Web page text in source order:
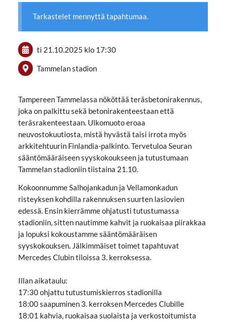
Tarkastelet mennyttä tapahtumaa.
ti 21.10.2025 klo 17:30
Tammelan stadion
Tampereen Tammelassa nököttää teräsbetonirakennus,
joka on palkittu sekä betonirakenteestaan että
teräsrakenteestaan. Ulkomuoto eroaa
neuvostokuutiosta, mistä hyvästä taisi irrota myös
arkkitehtuurin Finlandia-palkinto. Tervetuloa Seuran
sääntömääräiseen syyskokoukseen ja tutustumaan
Tammelan stadioniin tiistaina 21.10.
Kokoonnumme Salhojankadun ja Vellamonkadun
risteyksen kohdilla rakennuksen suurten lasiovien
edessä. Ensin kierrämme ohjatusti tutustumassa
stadioniin, sitten nautimme kahvit ja ruokaisaa piirakkaa
ja lopuksi kokoustamme sääntömääräisen
syyskokouksen. Jälkimmäiset toimet tapahtuvat
Mercedes Clubin tiloissa 3. kerroksessa.
Illan aikataulu:
17:30 ohjattu tutustumiskierros stadionilla
18:00 saapuminen 3. kerroksen Mercedes Clubille
18:01 kahvia, ruokaisaa suolaista ja verkostoitumista